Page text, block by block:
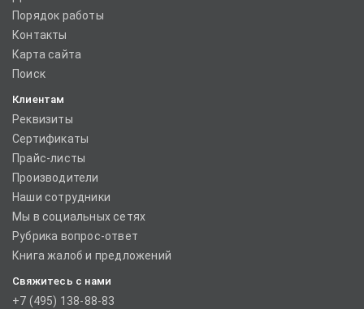
Порядок работы
Контакты
Карта сайта
Поиск
Клиентам
Реквизиты
Сертификаты
Прайс-листы
Производители
Наши сотрудники
Мы в социальных сетях
Рубрика вопрос-ответ
Книга жалоб и предложений
Свяжитесь с нами
+7 (495) 138-88-83